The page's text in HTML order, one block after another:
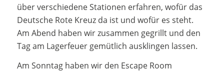
über verschiedene Stationen erfahren, wofür das
Deutsche Rote Kreuz da ist und wofür es steht.
Am Abend haben wir zusammen gegrillt und den
Tag am Lagerfeuer gemütlich ausklingen lassen.
Am Sonntag haben wir den Escape Room